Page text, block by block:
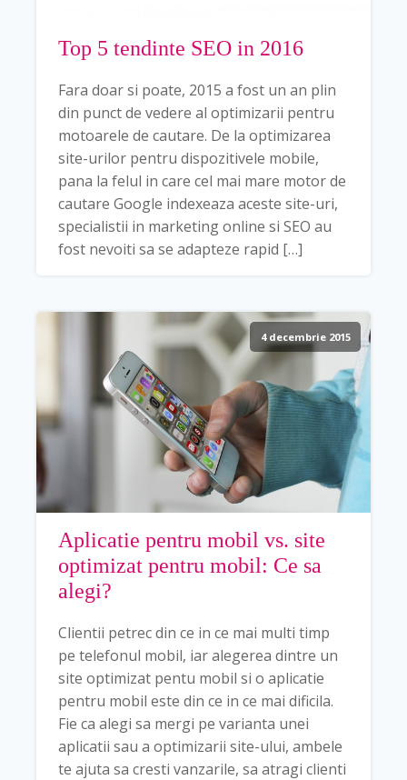
Top 5 tendinte SEO in 2016
Fara doar si poate, 2015 a fost un an plin
din punct de vedere al optimizarii pentru
motoarele de cautare. De la optimizarea
site-urilor pentru dispozitivele mobile,
pana la felul in care cel mai mare motor de
cautare Google indexeaza aceste site-uri,
specialistii in marketing online si SEO au
fost nevoiti sa se adapteze rapid […]
4 decembrie 2015
Aplicatie pentru mobil vs. site
optimizat pentru mobil: Ce sa
alegi?
Clientii petrec din ce in ce mai multi timp
pe telefonul mobil, iar alegerea dintre un
site optimizat pentu mobil si o aplicatie
pentru mobil este din ce in ce mai dificila.
Fie ca alegi sa mergi pe varianta unei
aplicatii sau a optimizarii site-ului, ambele
te ajuta sa cresti vanzarile, sa atragi clienti